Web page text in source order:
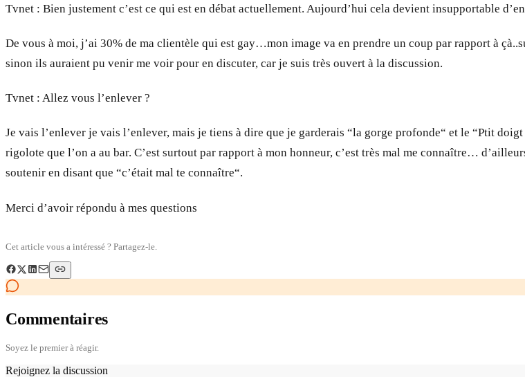
Tvnet : Bien justement c’est ce qui est en débat actuellement. Aujourd’hui cela devient insupportable
De vous à moi, j’ai 30% de ma clientèle qui est gay…mon image va en prendre un coup par rapport à
sinon ils auraient pu venir me voir pour en discuter, car je suis très ouvert à la discussion.
Tvnet : Allez vous l’enlever ?
Je vais l’enlever je vais l’enlever, mais je tiens à dire que je garderais “la gorge profonde“ et le “Ptit
rigolote que l’on a au bar. C’est surtout par rapport à mon honneur, c’est très mal me connaître…
soutenir en disant que “c’était mal te connaître“.
Merci d’avoir répondu à mes questions
Cet article vous a intéressé ? Partagez-le.
Commentaires
Soyez le premier à réagir.
Rejoignez la discussion